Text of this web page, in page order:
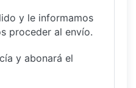
y le informamos
proceder al envío.
y abonará el